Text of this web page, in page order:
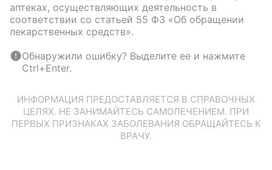
аптеках, осуществляющих деятельность в
соответствии со статьей 55 ФЗ «Об обращении
лекарственных средств».
Обнаружили ошибку? Выделите ее и нажмите
Ctrl+Enter.
ИНФОРМАЦИЯ ПРЕДОСТАВЛЯЕТСЯ В СПРАВОЧНЫХ
ЦЕЛЯХ. НЕ ЗАНИМАЙТЕСЬ САМОЛЕЧЕНИЕМ. ПРИ
ПЕРВЫХ ПРИЗНАКАХ ЗАБОЛЕВАНИЯ ОБРАЩАЙТЕСЬ К
ВРАЧУ.